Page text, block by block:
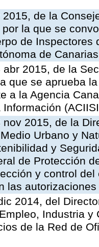
2015, de la
la que se
de
de Canarias
abr 2015, de la
que se aprueba
a la Agencia
2015, de la
Urbano y
y
de Protección
y control
las
2014, del
Industria
de la Red de